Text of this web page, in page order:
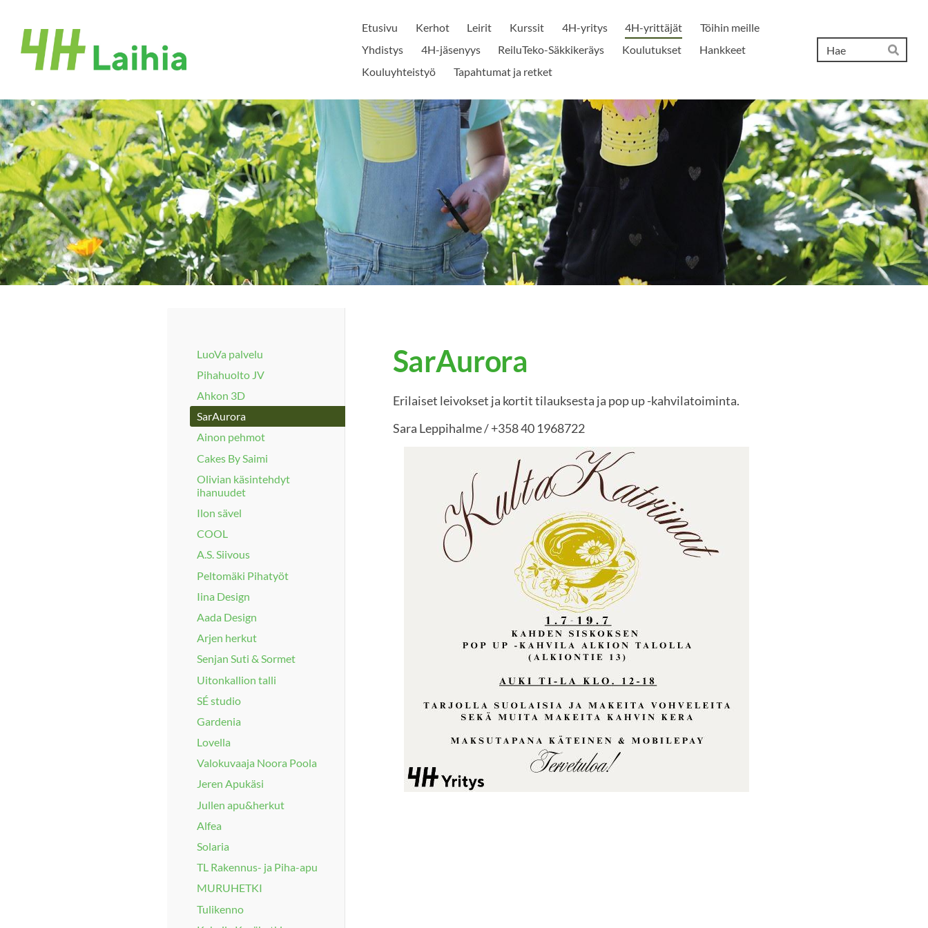
sivun
sisältöön
Laihian 4H-yhdistys ry
Etusivu Kerhot Leirit Kurssit 4H-yritys 4H-yrittäjät
Töihin meille
Yhdistys
4H-jäsenyys ReiluTeko-Säkkikeräys Koulutukset
Hankkeet
Kouluyhteistyö
Tapahtumat ja retket
Hae
LuoVa palvelu
Pihahuolto JV
Ahkon 3D
SarAurora
Ainon pehmot
Cakes By Saimi
Olivian käsintehdyt
ihanuudet
Ilon sävel
COOL
A.S. Siivous
Peltomäki Pihatyöt
Iina Design
Aada Design
Arjen herkut
Senjan Suti & Sormet
Uitonkallion talli
SÉ studio
Gardenia
Lovella
Valokuvaaja Noora Poola
Jeren Apukäsi
Jullen apu&herkut
Alfea
Solaria
TL Rakennus- ja Piha-apu
MURUHETKI
Tulikenno
SarAurora
Erilaiset leivokset ja kortit tilauksesta ja pop up -kahvilatoiminta.
Sara Leppihalme / +358 40 1968722